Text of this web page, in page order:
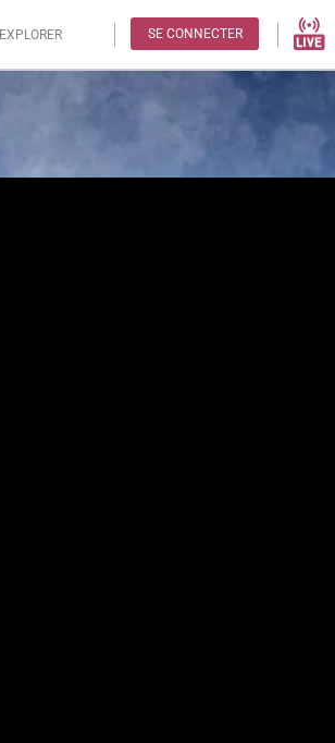
EXPLORER SE CONNECTER